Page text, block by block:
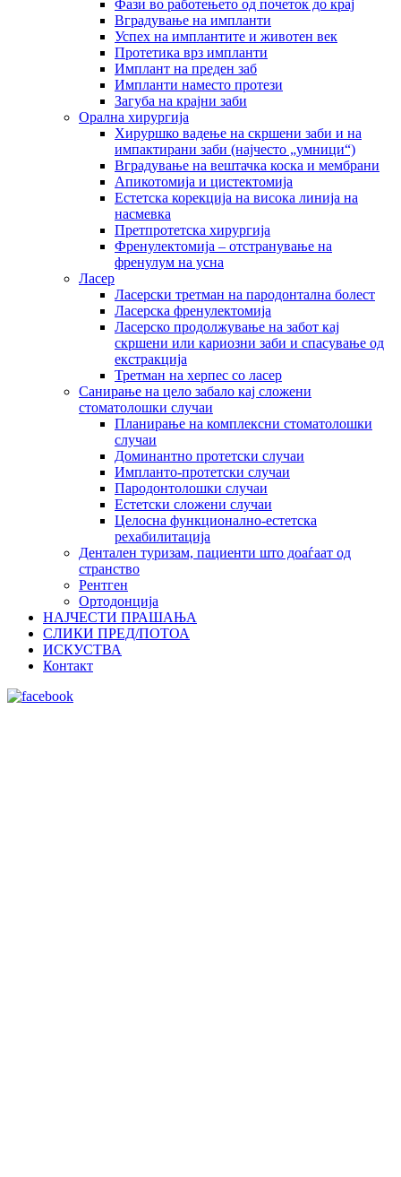
Фази во работењето од почеток до крај
Вградување на импланти
Успех на имплантите и животен век
Протетика врз импланти
Имплант на преден заб
Импланти наместо протези
Загуба на крајни заби
Орална хирургија
Хируршко вадење на скршени заби и на
импактирани заби (најчесто „умници“)
Вградување на вештачка коска и мембрани
Апикотомија и цистектомија
Естетска корекција на висока линија на
насмевка
Претпротетска хирургија
Френулектомија – отстранување на
френулум на усна
Ласер
Ласерски третман на пародонтална болест
Ласерска френулектомија
Ласерско продолжување на забот кај
скршени или кариозни заби и спасување од
екстракција
Третман на херпес со ласер
Санирање на цело забало кај сложени
стоматолошки случаи
Планирање на комплексни стоматолошки
случаи
Доминантно протетски случаи
Импланто-протетски случаи
Пародонтолошки случаи
Естетски сложени случаи
Целосна функционално-естетска
рехабилитација
Дентален туризам, пациенти што доаѓаат од
странство
Рентген
Ортодонција
НАЈЧЕСТИ ПРАШАЊА
СЛИКИ ПРЕД/ПОТОА
ИСКУСТВА
Контакт